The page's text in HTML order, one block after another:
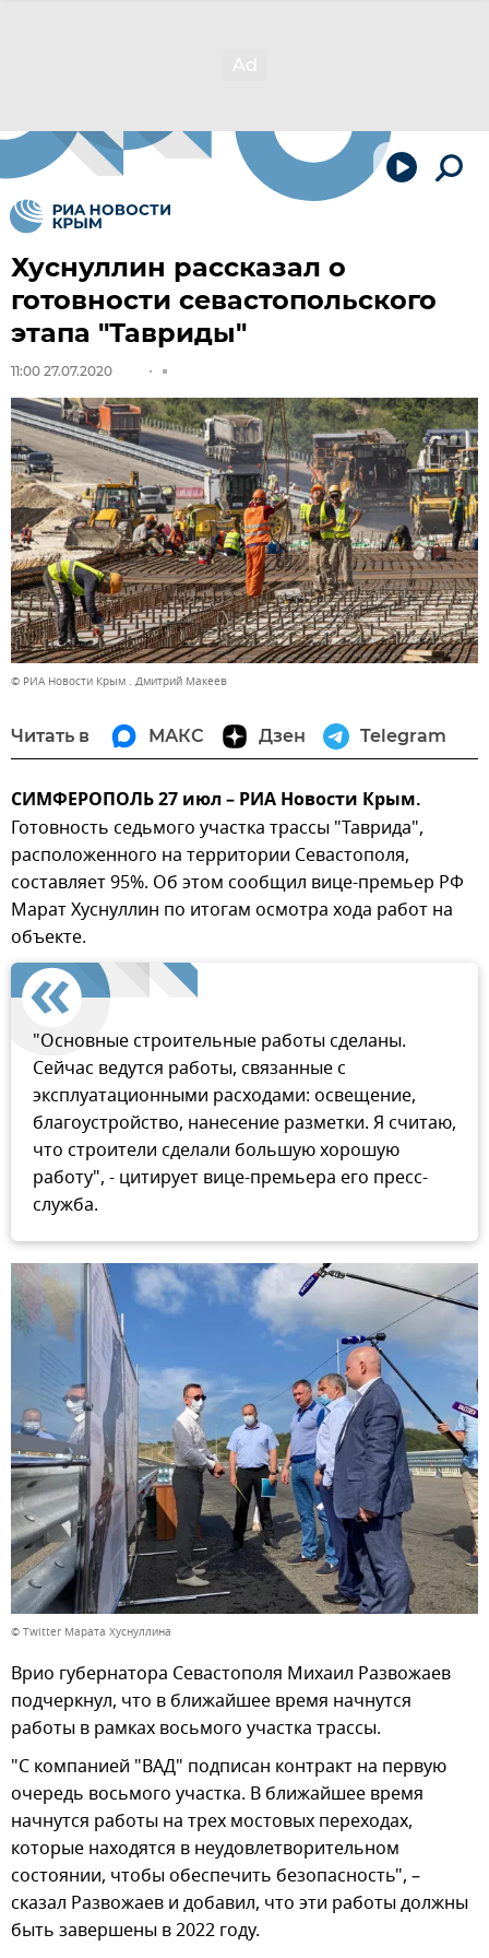
Хуснуллин рассказал о
готовности севастопольского
этапа "Тавриды"
11:00 27.07.2020
© РИА Новости Крым . Дмитрий Макеев
Читать в МАКС Дзен Telegram
СИМФЕРОПОЛЬ 27 июл – РИА Новости Крым.
Готовность седьмого участка трассы "Таврида",
расположенного на территории Севастополя,
составляет 95%. Об этом сообщил вице-премьер РФ
Марат Хуснуллин по итогам осмотра хода работ на
объекте.
"Основные строительные работы сделаны.
Сейчас ведутся работы, связанные с
эксплуатационными расходами: освещение,
благоустройство, нанесение разметки. Я считаю,
что строители сделали большую хорошую
работу", - цитирует вице-премьера его пресс-
служба.
© Twitter Марата Хуснуллина
Врио губернатора Севастополя Михаил Развожаев
подчеркнул, что в ближайшее время начнутся
работы в рамках восьмого участка трассы.
"С компанией "ВАД" подписан контракт на первую
очередь восьмого участка. В ближайшее время
начнутся работы на трех мостовых переходах,
которые находятся в неудовлетворительном
состоянии, чтобы обеспечить безопасность", –
сказал Развожаев и добавил, что эти работы должны
быть завершены в 2022 году.